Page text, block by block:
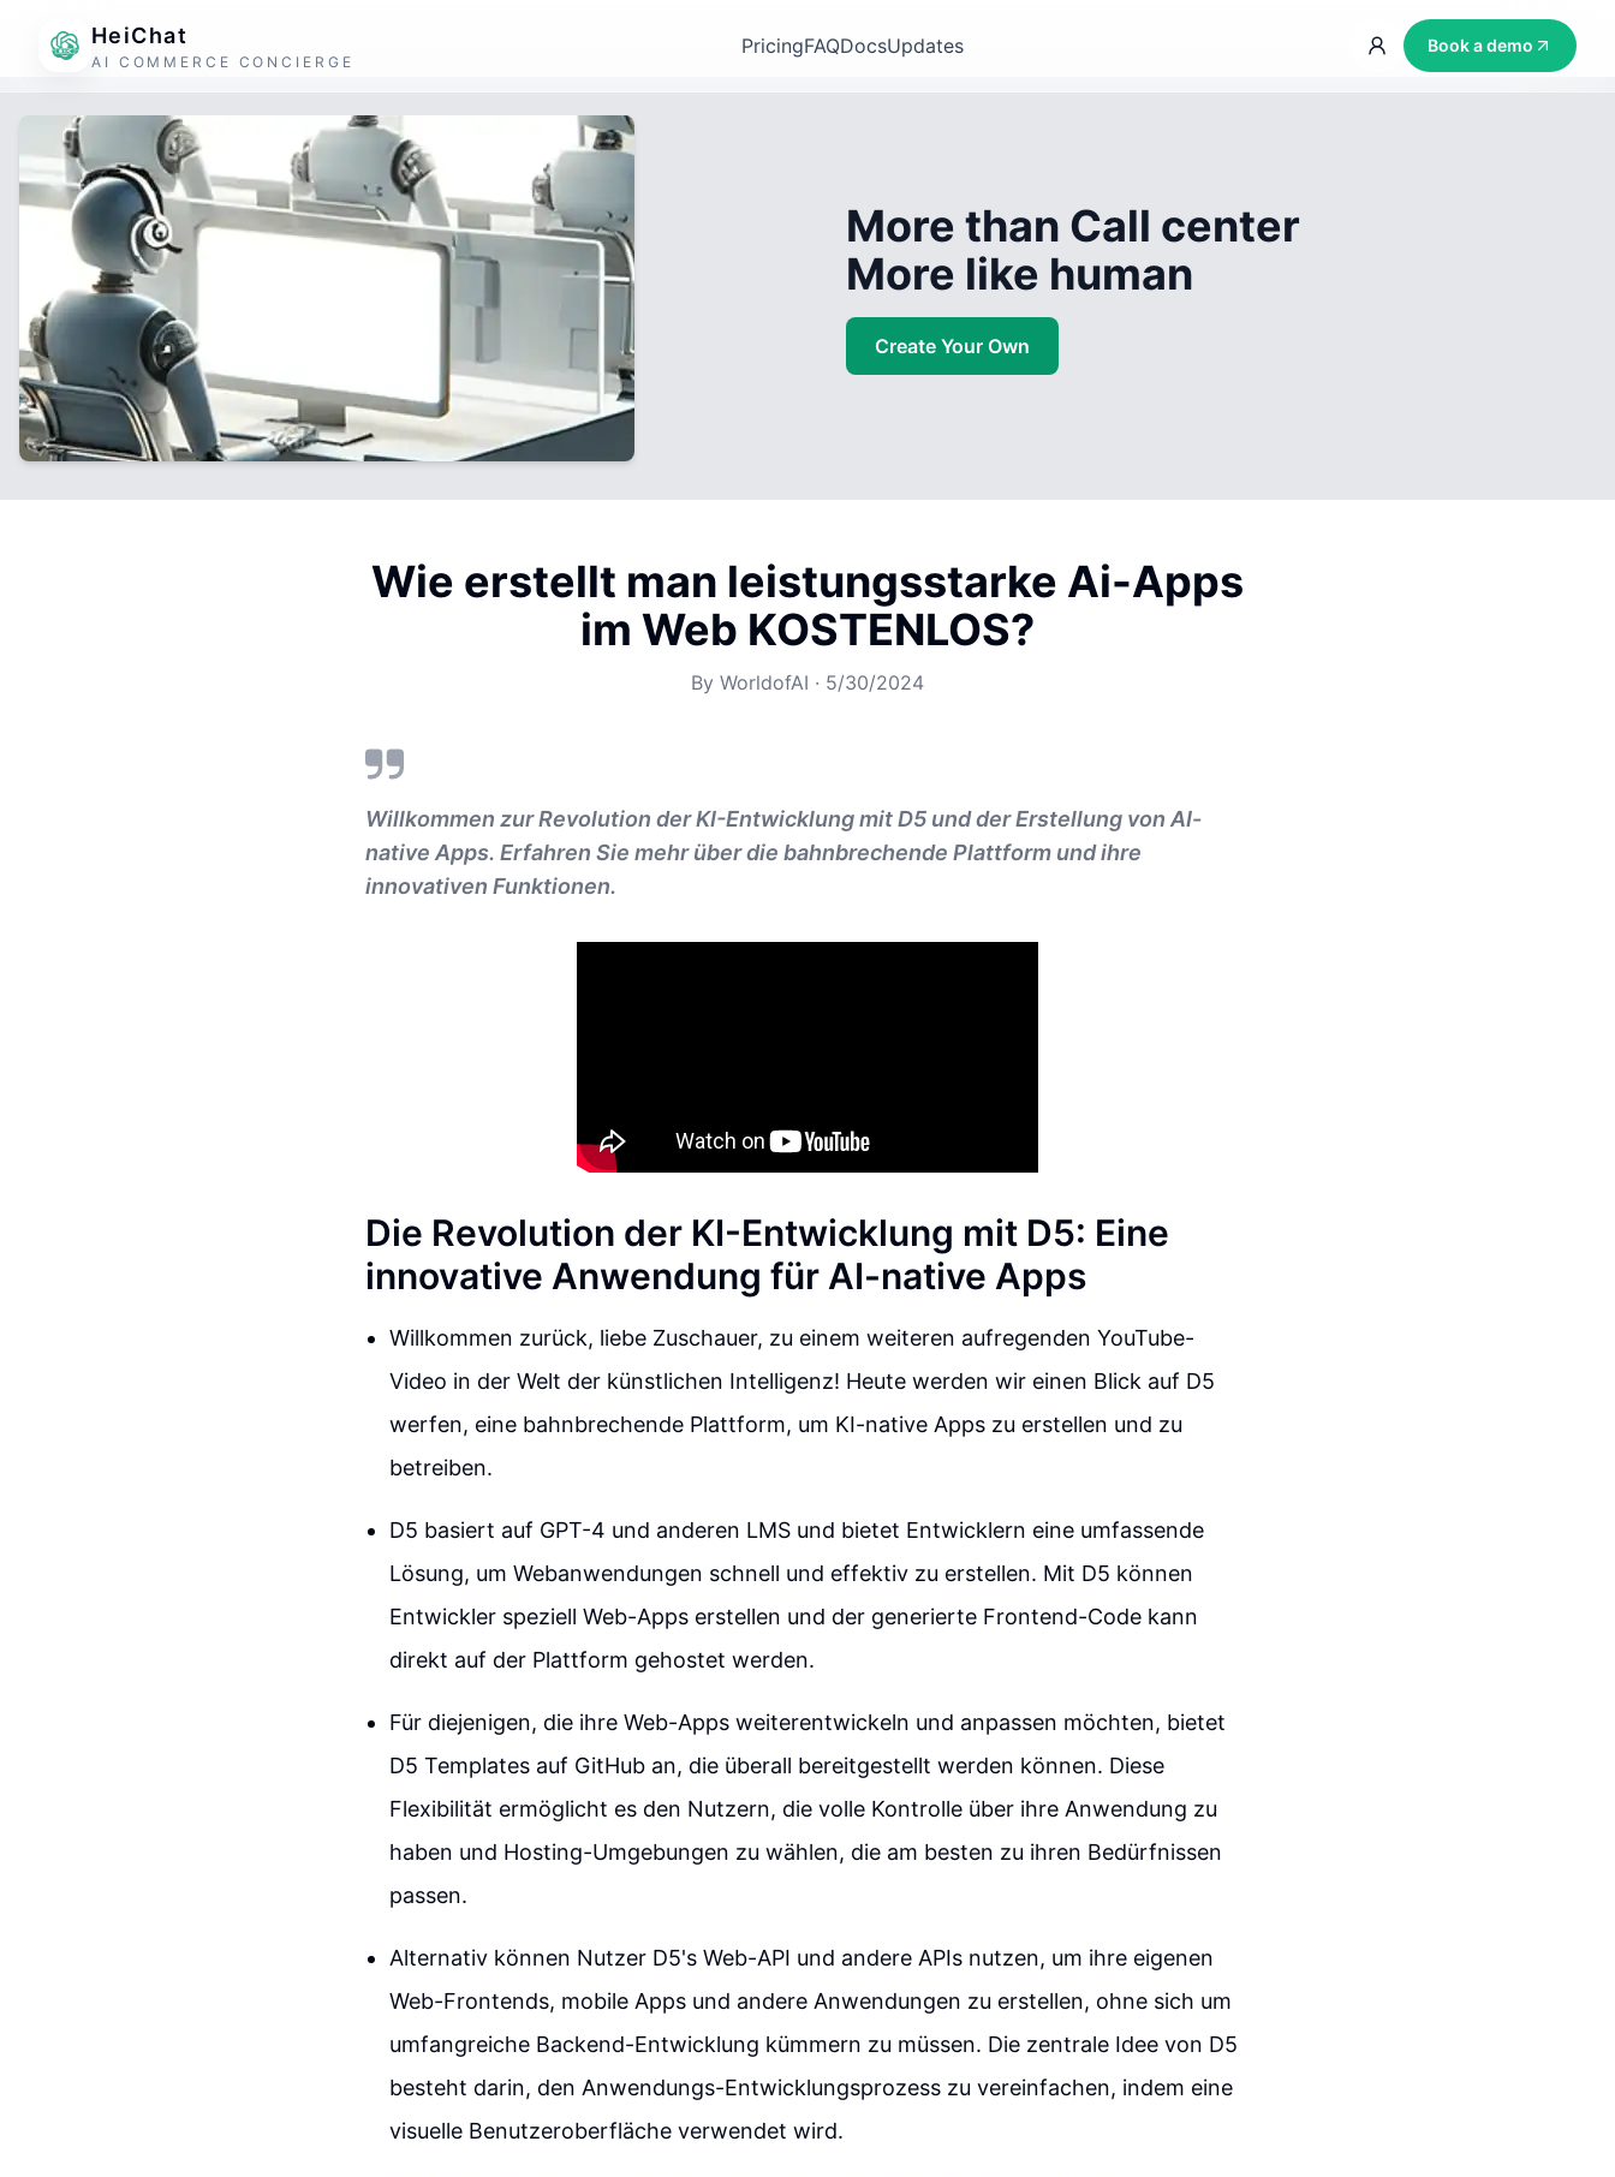
HeiChat
AI COMMERCE CONCIERGE
PricingFAQDocsUpdates Book a demo
More than Call center
More like human
Create Your Own
Wie erstellt man leistungsstarke Ai-Apps
im Web KOSTENLOS?
By WorldofAI · 5/30/2024
Willkommen zur Revolution der KI-Entwicklung mit D5 und der Erstellung von AI-
native Apps. Erfahren Sie mehr über die bahnbrechende Plattform und ihre
innovativen Funktionen.
Die Revolution der KI-Entwicklung mit D5: Eine
innovative Anwendung für AI-native Apps
Willkommen zurück, liebe Zuschauer, zu einem weiteren aufregenden YouTube-
Video in der Welt der künstlichen Intelligenz! Heute werden wir einen Blick auf D5
werfen, eine bahnbrechende Plattform, um KI-native Apps zu erstellen und zu
betreiben.
D5 basiert auf GPT-4 und anderen LMS und bietet Entwicklern eine umfassende
Lösung, um Webanwendungen schnell und effektiv zu erstellen. Mit D5 können
Entwickler speziell Web-Apps erstellen und der generierte Frontend-Code kann
direkt auf der Plattform gehostet werden.
Für diejenigen, die ihre Web-Apps weiterentwickeln und anpassen möchten, bietet
D5 Templates auf GitHub an, die überall bereitgestellt werden können. Diese
Flexibilität ermöglicht es den Nutzern, die volle Kontrolle über ihre Anwendung zu
haben und Hosting-Umgebungen zu wählen, die am besten zu ihren Bedürfnissen
passen.
Alternativ können Nutzer D5's Web-API und andere APIs nutzen, um ihre eigenen
Web-Frontends, mobile Apps und andere Anwendungen zu erstellen, ohne sich um
umfangreiche Backend-Entwicklung kümmern zu müssen. Die zentrale Idee von D5
besteht darin, den Anwendungs-Entwicklungsprozess zu vereinfachen, indem eine
visuelle Benutzeroberfläche verwendet wird.